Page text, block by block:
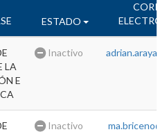
ESTADO
LA
E
Inactivo
Inactivo